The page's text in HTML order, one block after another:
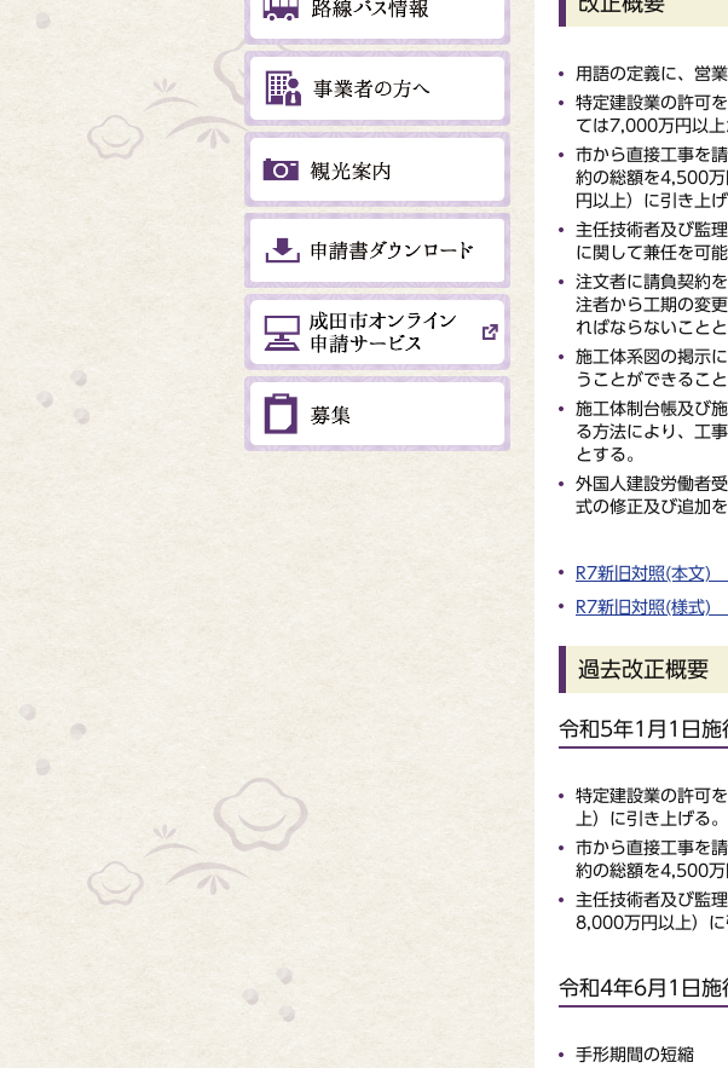
用語の定義に、営
特定建設業の許可
ては7,000万円以上
市から直接工事を
約の総額を4,500
円以上）に引き上げ
主任技術者及び監
に関して兼任を可
注文者に請負契約
注者から工期の変
ればならないことと
施工体系図の掲示
うことができること
施工体制台帳及び
る方法により、工
とする。
外国人建設労働者
式の修正及び追加を
R7新旧対照(本文)
R7新旧対照(様式)
過去改正概要
令和5年1月1日施
特定建設業の許可
上）に引き上げる。
市から直接工事を
約の総額を4,500万
主任技術者及び監
8,000万円以上）に
令和4年6月1日施
手形期間の短縮